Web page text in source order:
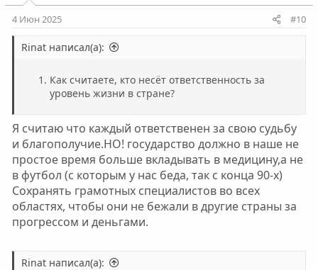
4 Июн 2025 #10
Rinat написал(а):
Как считаете, кто несёт ответственность за
уровень жизни в стране?
Я считаю что каждый ответственен за свою судьбу
и благополучие.НО! государство должно в наше не
простое время больше вкладывать в медицину,а не
в футбол (с которым у нас беда, так с конца 90-х)
Сохранять грамотных специалистов во всех
областях, чтобы они не бежали в другие страны за
прогрессом и деньгами.
Rinat написал(а):